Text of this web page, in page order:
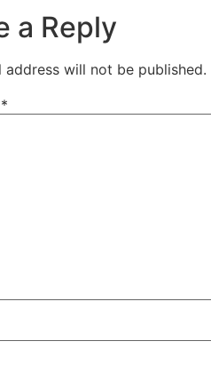
a Reply
address will not be published.
*